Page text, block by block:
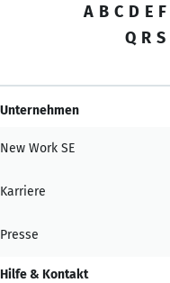
A B C D E F
Q R S
Unternehmen
New Work SE
Karriere
Presse
Hilfe & Kontakt